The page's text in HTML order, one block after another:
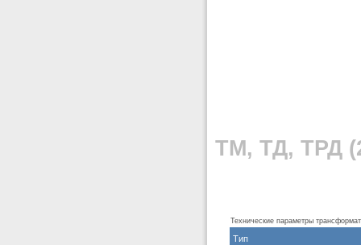
ТМ, ТД, ТРД
Технические параметры
Тип